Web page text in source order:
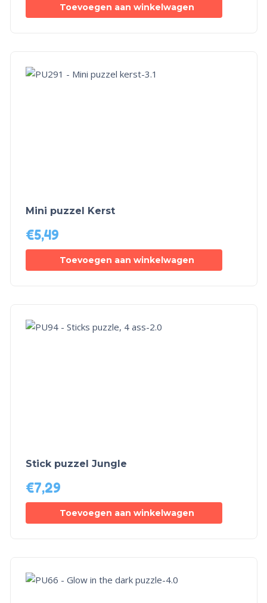
Toevoegen aan winkelwagen
Mini puzzel Kerst
€5,49
Toevoegen aan winkelwagen
Stick puzzel Jungle
€7,29
Toevoegen aan winkelwagen